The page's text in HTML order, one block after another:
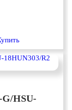
G/HSU-